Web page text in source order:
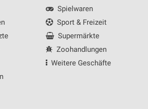
Spielwaren
Sport & Freizeit
Supermärkte
Zoohandlungen
Weitere Geschäfte